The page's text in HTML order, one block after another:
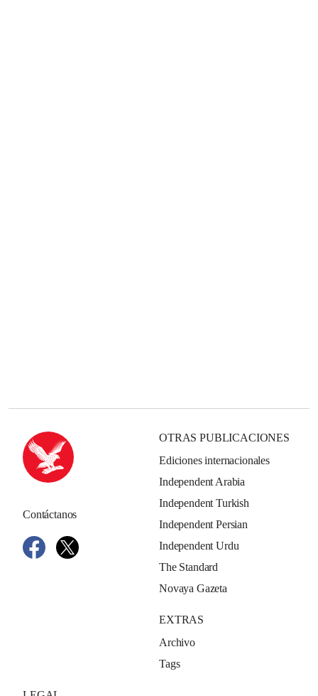
Contáctanos
OTRAS PUBLICACIONES
Ediciones internacionales
Independent Arabia
Independent Turkish
Independent Persian
Independent Urdu
The Standard
Novaya Gazeta
EXTRAS
Archivo
Tags